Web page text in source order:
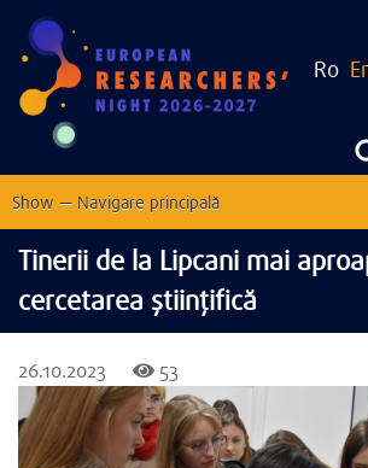
main
Ro
Navigare
Show — Navigare principală
Home
About
Past events
News
EU Corner
Contact
Tinerii de la Lipcani mai
cercetarea științifică
26.10.2023 53